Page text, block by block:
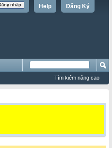
Đăng Ký
Help
Tìm kiếm nâng cao